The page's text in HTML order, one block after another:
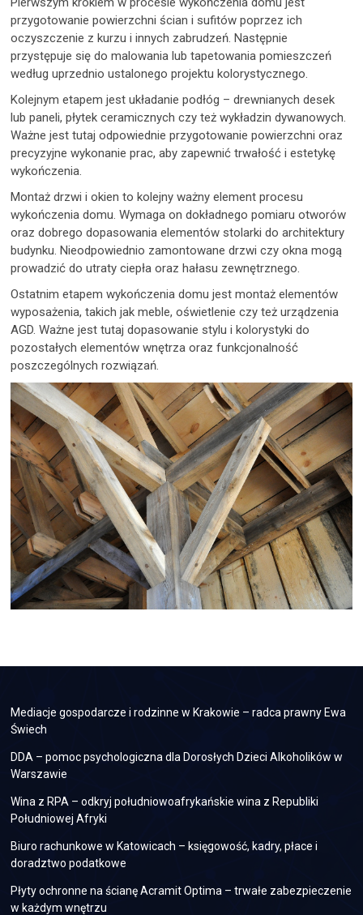
przygotowanie powierzchni ścian i sufitów poprzez ich
oczyszczenie z kurzu i innych zabrudzeń. Następnie
przystępuje się do malowania lub tapetowania pomieszczeń
według uprzednio ustalonego projektu kolorystycznego.
Kolejnym etapem jest układanie podłóg – drewnianych desek
lub paneli, płytek ceramicznych czy też wykładzin dywanowych.
Ważne jest tutaj odpowiednie przygotowanie powierzchni oraz
precyzyjne wykonanie prac, aby zapewnić trwałość i estetykę
wykończenia.
Montaż drzwi i okien to kolejny ważny element procesu
wykończenia domu. Wymaga on dokładnego pomiaru otworów
oraz dobrego dopasowania elementów stolarki do architektury
budynku. Nieodpowiednio zamontowane drzwi czy okna mogą
prowadzić do utraty ciepła oraz hałasu zewnętrznego.
Ostatnim etapem wykończenia domu jest montaż elementów
wyposażenia, takich jak meble, oświetlenie czy też urządzenia
AGD. Ważne jest tutaj dopasowanie stylu i kolorystyki do
pozostałych elementów wnętrza oraz funkcjonalność
poszczególnych rozwiązań.
Mediacje gospodarcze i rodzinne w Krakowie – radca prawny Ewa
Świech
DDA – pomoc psychologiczna dla Dorosłych Dzieci Alkoholików w
Warszawie
Wina z RPA – odkryj południowoafrykańskie wina z Republiki
Południowej Afryki
Biuro rachunkowe w Katowicach – księgowość, kadry, płace i
doradztwo podatkowe
Płyty ochronne na ścianę Acramit Optima – trwałe zabezpieczenie
w każdym wnętrzu